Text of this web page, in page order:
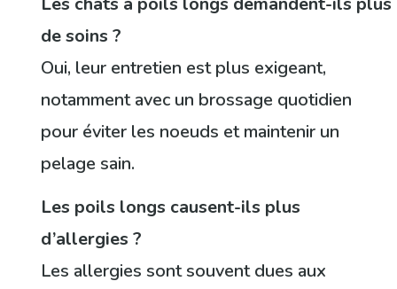
de soins ?
Oui, leur entretien est plus exigeant,
notamment avec un brossage quotidien
pour éviter les noeuds et maintenir un
pelage sain.
Les poils longs causent-ils plus
d’allergies ?
Les allergies sont souvent dues aux